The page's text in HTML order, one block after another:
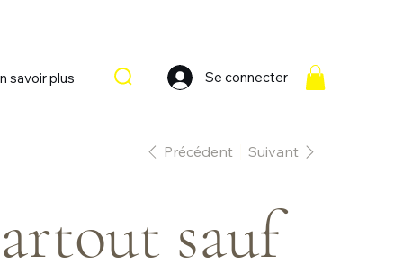
savoir plus Se connecter
Précédent Suivant
sauf